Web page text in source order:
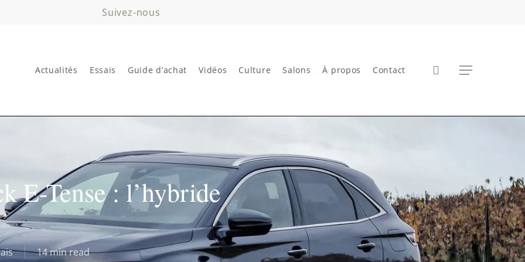
Suivez-nous
Actualités Essais Guide d’achat Vidéos Culture Salons À propos Contact search
Menu
E-Tense : l’hybride
14 min read